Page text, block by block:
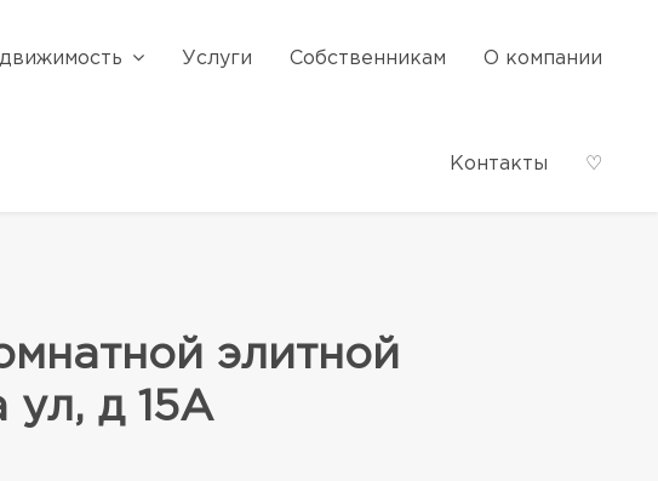
Услуги Собственникам О компании
Контакты ♡
элитной
ул, д 15А